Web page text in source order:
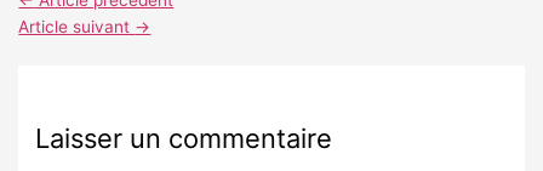
Article suivant →
Laisser un commentaire